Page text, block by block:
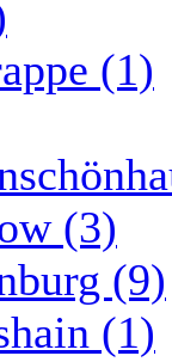
(1)
(3)
(9)
(1)